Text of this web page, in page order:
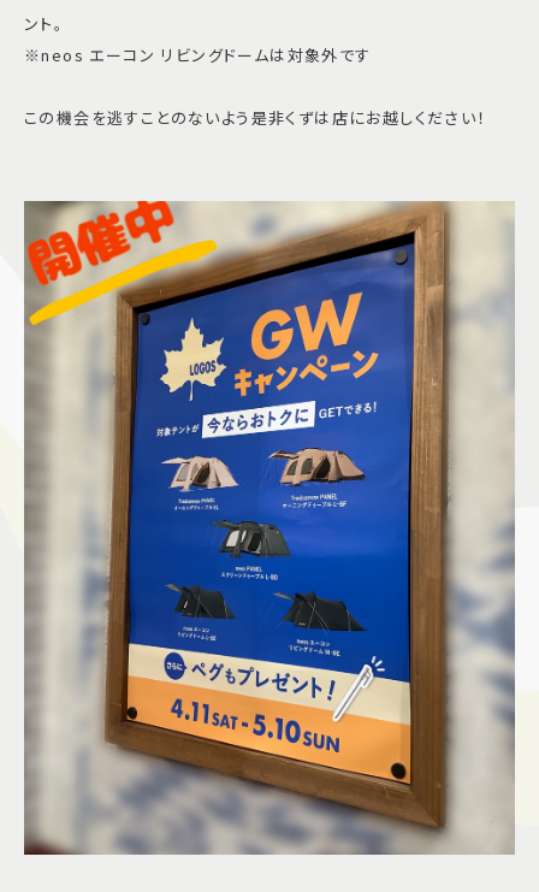
ント。
※neos エーコン リビングドームは対象外です
この機会を逃すことのないよう是非くずは店にお越しください！